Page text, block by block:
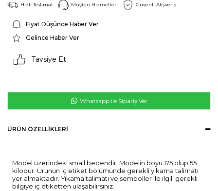
Hızlı Teslimat Müşteri Hizmetleri Güvenli Alışveriş
Fiyat Düşünce Haber Ver
Gelince Haber Ver
Tavsiye Et
Whatsapp ile Sipariş Ver
ÜRÜN ÖZELLIKLERI
Model üzerindeki small bedendir. Modelin boyu 175 olup 55
kilodur. Ürünün iç etiket bölümünde gerekli yıkama talimatı
yer almaktadır. Yıkama talimatı ve semboller ile ilgili gerekli
bilgiye iç etiketten ulaşabilirsiniz.